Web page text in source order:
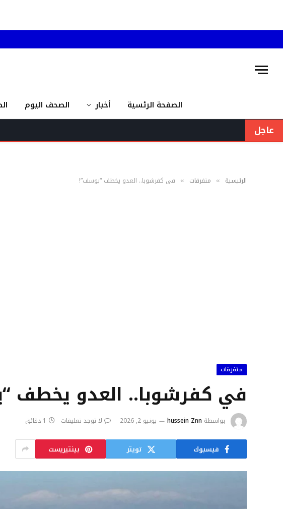
الصفحة الرئسية أخبار الصحف اليوم
عاجل
الرئيسية » متفرقات » في كفرشوبا.. العدو يخطف “يوسف”!
متفرقات
في كفرشوبا.. العدو يخطف
بواسطة hussein Znn يونيو 2, 2026 لا توجد تعليقات 1 دقائق
فيسبوك تويتر بينتيريست